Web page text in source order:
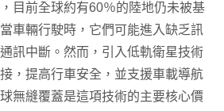
目前全球約有60％的陸地仍未被基
車輛行駛時，它們可能進入缺乏訊
訊中斷。然而，引入低軌衛星技術
，提高行車安全，並支援車載導航
無縫覆蓋是這項技術的主要核心價